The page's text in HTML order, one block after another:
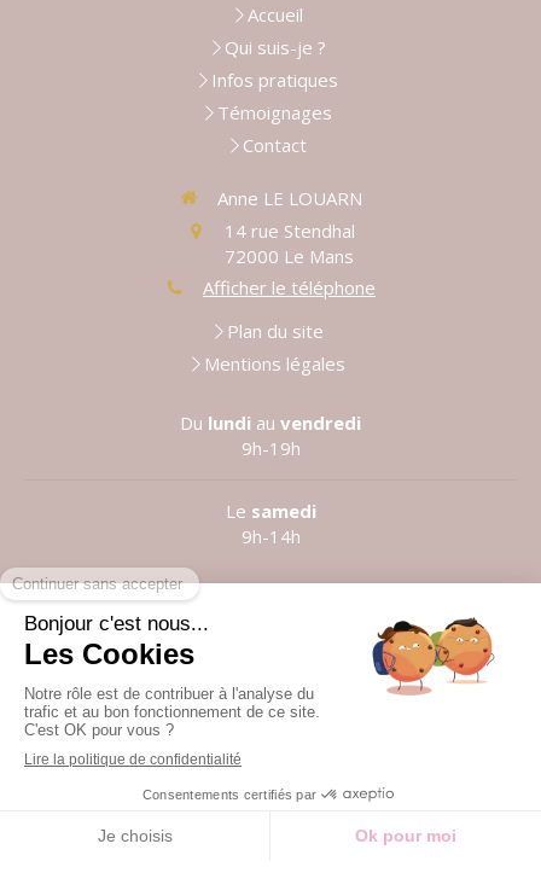
Accueil
Qui suis-je ?
Infos pratiques
Témoignages
Contact
Anne LE LOUARN
14 rue Stendhal
72000 Le Mans
Afficher le téléphone
Plan du site
Mentions légales
Du lundi au vendredi
9h-19h
Le samedi
9h-14h
Prendre rendez-vous
©2021 Anne LE LOUARN
Création et référencement du site par Simplébo